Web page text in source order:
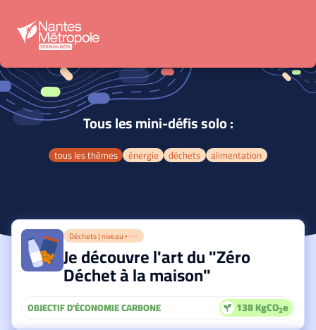
Tous les mini-défis solo :
tous les thèmes énergie déchets alimentation
Déchets | niveau ● ○ ○ ○
Je découvre l'art du "Zéro
Déchet à la maison"
OBJECTIF D'ÉCONOMIE CARBONE 138 KgCO2e